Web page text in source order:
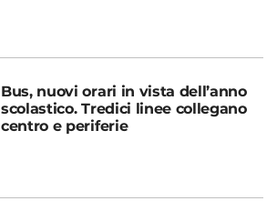
Bus, nuovi orari in vista dell’anno
scolastico. Tredici linee collegano
centro e periferie